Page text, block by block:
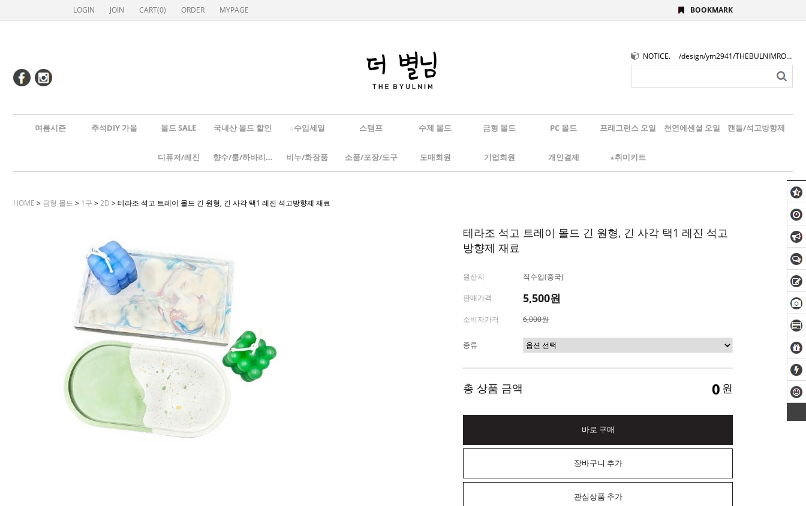
LOGIN JOIN CART(0) ORDER MYPAGE BOOKMARK
NOTICE. /design/ym2941/THEBULNIMROGO.png
여름시즌 추석DIY 가을 몰드 SALE 국내산 몰드 할인 ☆수입세일 스탬프 수제 몰드 금형 몰드 PC 몰드 프래그런스 오일 천연에센셜 오일 캔들/석고방향제
디퓨저/레진 향수/룸/하바리움 비누/화장품 소품/포장/도구 도매회원 기업회원 개인결제 ★취미키트
HOME > 금형 몰드 > 1구 >2D > 테라조 석고 트레이 몰드 긴 원형, 긴 사각 택1 레진 석고방향제 재료
테라조 석고 트레이 몰드 긴 원형, 긴 사각 택1 레진 석고
방향제 재료
원산지 직수입(중국)
판매가격 5,500원
소비자가격 6,000원
종류
총 상품 금액 0 원
바로 구매
장바구니 추가
관심상품 추가